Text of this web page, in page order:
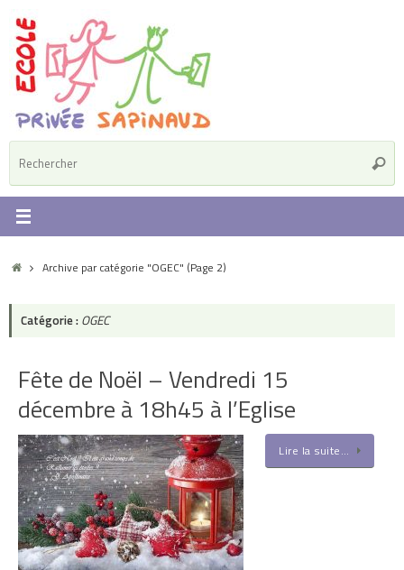
contenu
:
AccueilArchive par catégorie "OGEC" (Page 2)
Catégorie : OGEC
Fête de Noël – Vendredi 15
décembre à 18h45 à l’Eglise
Lire la suite…